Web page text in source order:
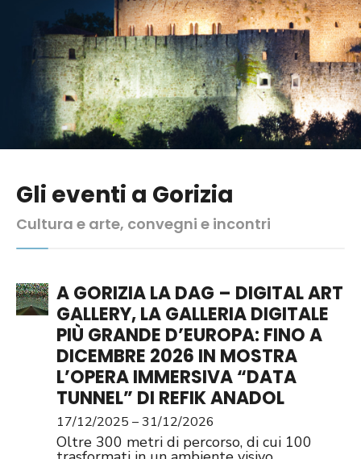
Gli eventi a Gorizia
Cultura e arte, convegni e incontri
A GORIZIA LA DAG – DIGITAL ART
GALLERY, LA GALLERIA DIGITALE
PIÙ GRANDE D’EUROPA: FINO A
DICEMBRE 2026 IN MOSTRA
L’OPERA IMMERSIVA “DATA
TUNNEL” DI REFIK ANADOL
17/12/2025 – 31/12/2026
Oltre 300 metri di percorso, di cui 100